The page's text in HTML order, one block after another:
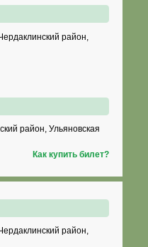
район,
район, Ульяновская
Как купить билет?
район,